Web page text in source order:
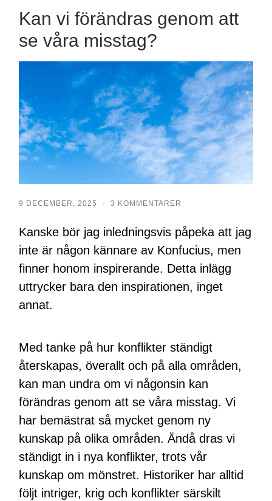
Kan vi förändras genom att
se våra misstag?
9 DECEMBER, 2025 / 3 KOMMENTARER
Kanske bör jag inledningsvis påpeka att jag
inte är någon kännare av Konfucius, men
finner honom inspirerande. Detta inlägg
uttrycker bara den inspirationen, inget
annat.
Med tanke på hur konflikter ständigt
återskapas, överallt och på alla områden,
kan man undra om vi någonsin kan
förändras genom att se våra misstag. Vi
har bemästrat så mycket genom ny
kunskap på olika områden. Ändå dras vi
ständigt in i nya konflikter, trots vår
kunskap om mönstret. Historiker har alltid
följt intriger, krig och konflikter särskilt